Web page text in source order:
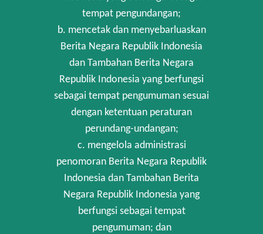
tempat pengundangan;
b. mencetak dan menyebarluaskan
Berita Negara Republik Indonesia
dan Tambahan Berita Negara
Republik Indonesia yang berfungsi
sebagai tempat pengumuman sesuai
dengan ketentuan peraturan
perundang-undangan;
c. mengelola administrasi
penomoran Berita Negara Republik
Indonesia dan Tambahan Berita
Negara Republik Indonesia yang
berfungsi sebagai tempat
pengumuman; dan